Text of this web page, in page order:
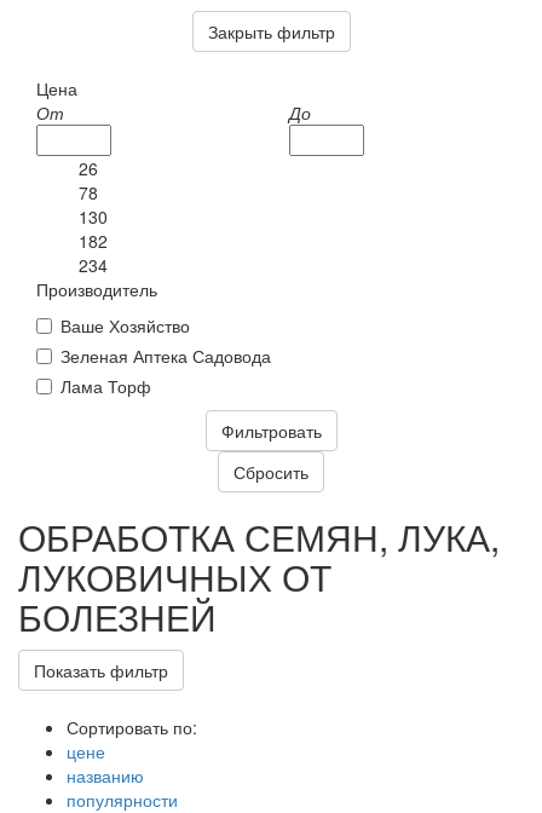
Закрыть фильтр
Цена
От
До
26
78
130
182
234
Производитель
Ваше Хозяйство
Зеленая Аптека Садовода
Лама Торф
ОБРАБОТКА СЕМЯН, ЛУКА,
ЛУКОВИЧНЫХ ОТ
БОЛЕЗНЕЙ
Показать фильтр
Сортировать по:
цене
названию
популярности